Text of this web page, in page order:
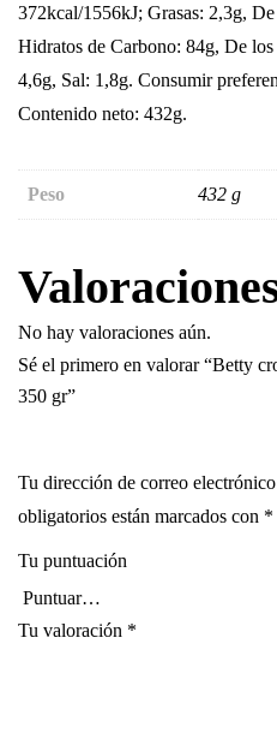
372kcal/1556kJ; Grasas: 2,3g,
Hidratos de Carbono: 84g, De los
4,6g, Sal: 1,8g. Consumir
Contenido neto: 432g.
Peso 432 g
No hay valoraciones aún.
Sé el primero en valorar “Betty
350 gr”
Tu dirección de correo
obligatorios están marcados con *
Tu puntuación
Tu valoración *